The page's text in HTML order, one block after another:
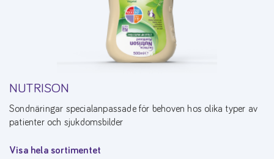
NUTRISON
Sondnäringar specialanpassade för behoven hos olika typer av
patienter och sjukdomsbilder
Visa hela sortimentet